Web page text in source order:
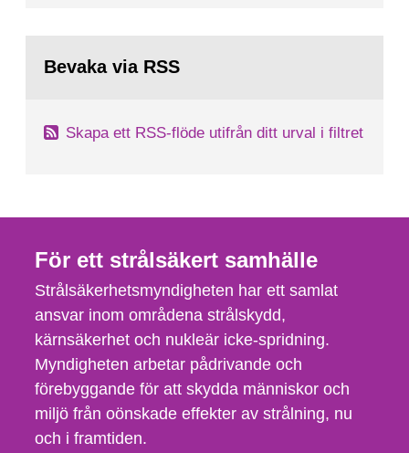
Bevaka via RSS
Skapa ett RSS-flöde utifrån ditt urval i filtret
För ett strålsäkert samhälle
Strålsäkerhetsmyndigheten har ett samlat
ansvar inom områdena strålskydd,
kärnsäkerhet och nukleär icke-spridning.
Myndigheten arbetar pådrivande och
förebyggande för att skydda människor och
miljö från oönskade effekter av strålning, nu
och i framtiden.